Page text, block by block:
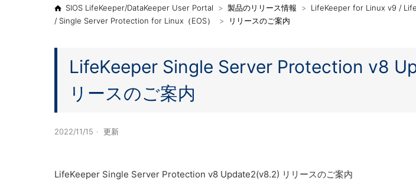
SIOS LifeKeeper/DataKeeper User Portal 製品のリリース情報 LifeKeeper for Linux v9 /
/ Single Server Protection for Linux（EOS）
リリースのご案内
LifeKeeper Single Server Protection v8
リースのご案内
2022/11/15 更新
LifeKeeper Single Server Protection v8 Update2(v8.2) リリースのご案内